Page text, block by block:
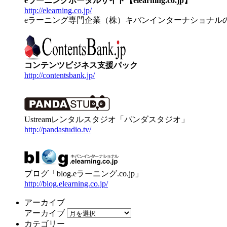
http://elearning.co.jp/
eラーニング専門企業（株）キバンインターナショナル
コンテンツビジネス支援パック
http://contentsbank.jp/
Ustreamレンタルスタジオ「パンダスタジオ」
http://pandastudio.tv/
ブログ「blog.eラーニング.co.jp」
http://blog.elearning.co.jp/
アーカイブ
アーカイブ
カテゴリー